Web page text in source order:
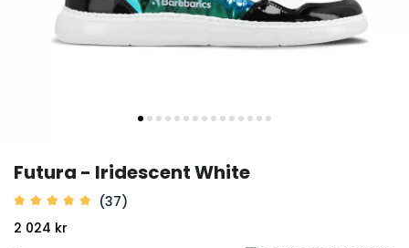
Futura - Iridescent White
(37)
2 024 kr